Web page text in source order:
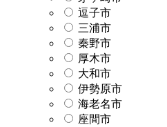
逗子市
三浦市
秦野市
厚木市
大和市
伊勢原市
海老名市
座間市